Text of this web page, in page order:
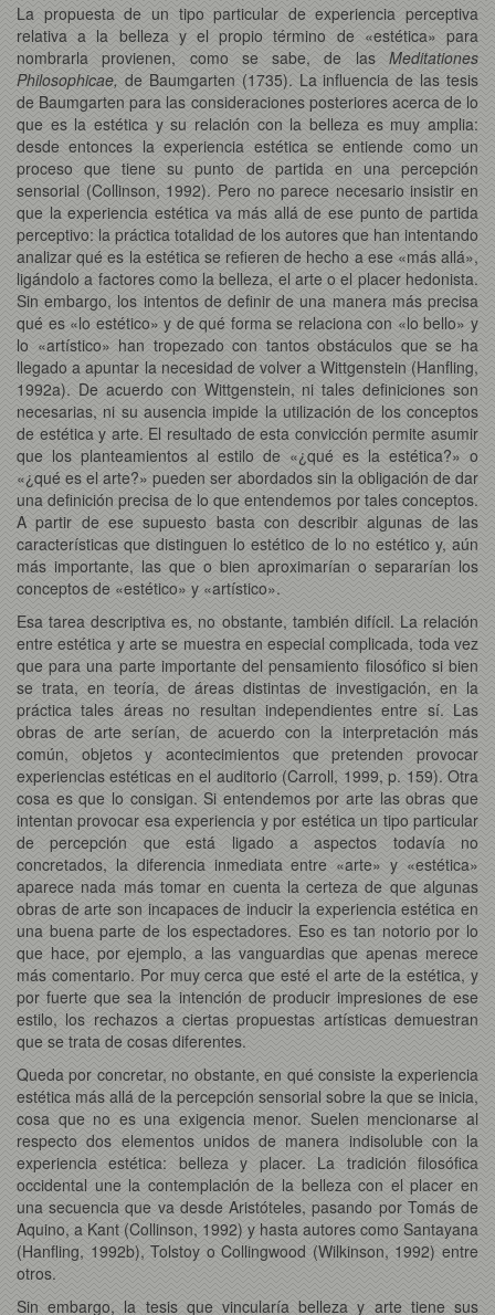
La propuesta de un tipo particular de experiencia perceptiva
relativa a la belleza y el propio término de «estética» para
nombrarla provienen, como se sabe, de las Meditationes
Philosophicae, de Baumgarten (1735). La influencia de las tesis
de Baumgarten para las consideraciones posteriores acerca de lo
que es la estética y su relación con la belleza es muy amplia:
desde entonces la experiencia estética se entiende como un
proceso que tiene su punto de partida en una percepción
sensorial (Collinson, 1992). Pero no parece necesario insistir en
que la experiencia estética va más allá de ese punto de partida
perceptivo: la práctica totalidad de los autores que han intentando
analizar qué es la estética se refieren de hecho a ese «más allá»,
ligándolo a factores como la belleza, el arte o el placer hedonista.
Sin embargo, los intentos de definir de una manera más precisa
qué es «lo estético» y de qué forma se relaciona con «lo bello» y
lo «artístico» han tropezado con tantos obstáculos que se ha
llegado a apuntar la necesidad de volver a Wittgenstein (Hanfling,
1992a). De acuerdo con Wittgenstein, ni tales definiciones son
necesarias, ni su ausencia impide la utilización de los conceptos
de estética y arte. El resultado de esta convicción permite asumir
que los planteamientos al estilo de «¿qué es la estética?» o
«¿qué es el arte?» pueden ser abordados sin la obligación de dar
una definición precisa de lo que entendemos por tales conceptos.
A partir de ese supuesto basta con describir algunas de las
características que distinguen lo estético de lo no estético y, aún
más importante, las que o bien aproximarían o separarían los
conceptos de «estético» y «artístico».
Esa tarea descriptiva es, no obstante, también difícil. La relación
entre estética y arte se muestra en especial complicada, toda vez
que para una parte importante del pensamiento filosófico si bien
se trata, en teoría, de áreas distintas de investigación, en la
práctica tales áreas no resultan independientes entre sí. Las
obras de arte serían, de acuerdo con la interpretación más
común, objetos y acontecimientos que pretenden provocar
experiencias estéticas en el auditorio (Carroll, 1999, p. 159). Otra
cosa es que lo consigan. Si entendemos por arte las obras que
intentan provocar esa experiencia y por estética un tipo particular
de percepción que está ligado a aspectos todavía no
concretados, la diferencia inmediata entre «arte» y «estética»
aparece nada más tomar en cuenta la certeza de que algunas
obras de arte son incapaces de inducir la experiencia estética en
una buena parte de los espectadores. Eso es tan notorio por lo
que hace, por ejemplo, a las vanguardias que apenas merece
más comentario. Por muy cerca que esté el arte de la estética, y
por fuerte que sea la intención de producir impresiones de ese
estilo, los rechazos a ciertas propuestas artísticas demuestran
que se trata de cosas diferentes.
Queda por concretar, no obstante, en qué consiste la experiencia
estética más allá de la percepción sensorial sobre la que se inicia,
cosa que no es una exigencia menor. Suelen mencionarse al
respecto dos elementos unidos de manera indisoluble con la
experiencia estética: belleza y placer. La tradición filosófica
occidental une la contemplación de la belleza con el placer en
una secuencia que va desde Aristóteles, pasando por Tomás de
Aquino, a Kant (Collinson, 1992) y hasta autores como Santayana
(Hanfling, 1992b), Tolstoy o Collingwood (Wilkinson, 1992) entre
otros.
Sin embargo, la tesis que vincularía belleza y arte tiene sus